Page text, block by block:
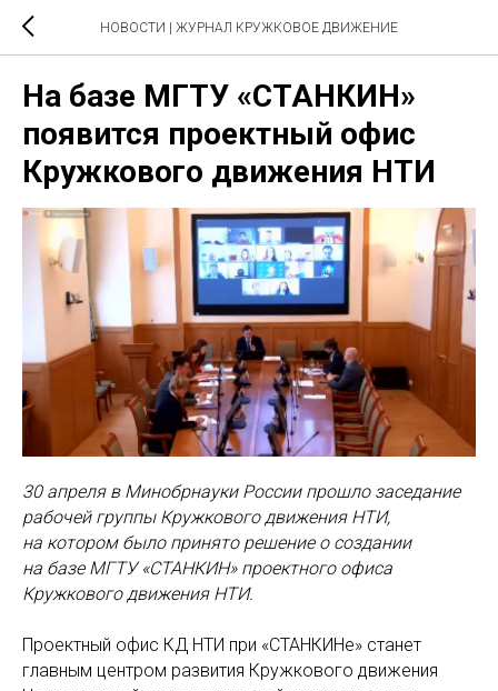
НОВОСТИ | ЖУРНАЛ КРУЖКОВОЕ ДВИЖЕНИЕ
На базе МГТУ «СТАНКИН»
появится проектный офис
Кружкового движения НТИ
30 апреля в Минобрнауки России прошло заседание
рабочей группы Кружкового движения НТИ,
на котором было принято решение о создании
на базе МГТУ «СТАНКИН» проектного офиса
Кружкового движения НТИ.
Проектный офис КД НТИ при «СТАНКИНе» станет
главным центром развития Кружкового движения